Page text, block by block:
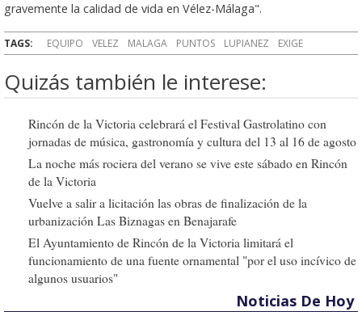
gravemente la calidad de vida en Vélez-Málaga".
TAGS: EQUIPO VELEZ MALAGA PUNTOS LUPIANEZ EXIGE
Quizás también le interese:
Rincón de la Victoria celebrará el Festival Gastrolatino con
jornadas de música, gastronomía y cultura del 13 al 16 de agosto
La noche más rociera del verano se vive este sábado en Rincón
de la Victoria
Vuelve a salir a licitación las obras de finalización de la
urbanización Las Biznagas en Benajarafe
El Ayuntamiento de Rincón de la Victoria limitará el
funcionamiento de una fuente ornamental "por el uso incívico de
algunos usuarios"
Noticias De Hoy